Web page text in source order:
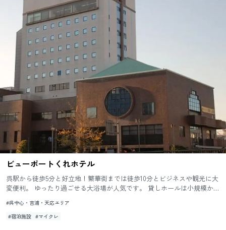
ビューポートくれホテル
呉駅から徒歩5分と好立地！繁華街までは徒歩10分とビジネスや観光に大
変便利。 ゆったり過ごせる大浴場が人気です。 貸しホールは小規模から
#呉中心・吉浦・天応エリア
#宿泊施設 #マイクレ